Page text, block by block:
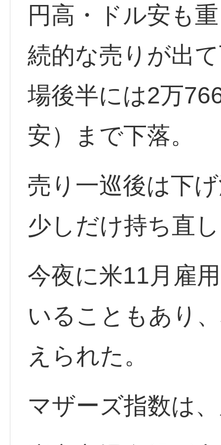
円高・ドル安も
続的な売りが出
場後半には2万
安）まで下落。
売り一巡後は下
少しだけ持ち直
今夜に米11月雇
いることもあり
えられた。
マザーズ指数は